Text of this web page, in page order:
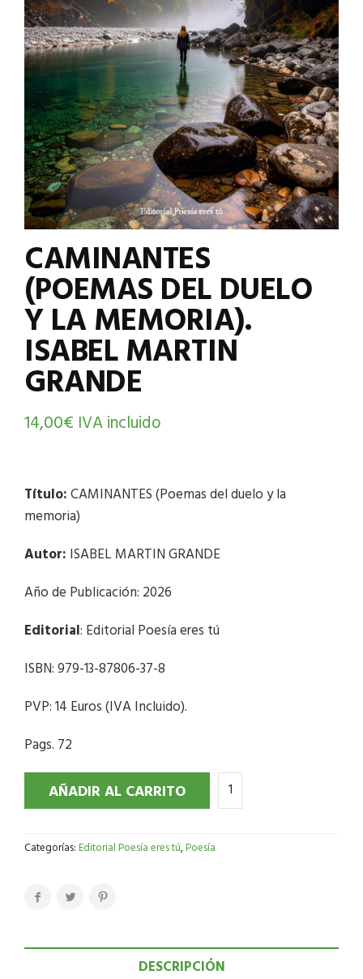
CAMINANTES
(POEMAS DEL DUELO
Y LA MEMORIA).
ISABEL MARTIN
GRANDE
14,00€ IVA incluido
Título:CAMINANTES (Poemas del duelo y la
memoria)
Autor: ISABEL MARTIN GRANDE
Año de Publicación: 2026
Editorial: Editorial Poesía eres tú
ISBN: 979-13-87806-37-8
PVP: 14 Euros (IVA Incluido).
Pags. 72
AÑADIR AL CARRITO
Categorías:Editorial Poesía eres tú,Poesía
DESCRIPCIÓN